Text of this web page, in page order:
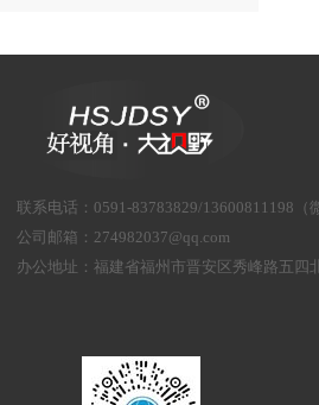
联系电话 ： 0591-83783829/13600811198（
公司邮箱： 274982037@qq.com
办公地址： 福建省福州市晋安区秀峰路五四